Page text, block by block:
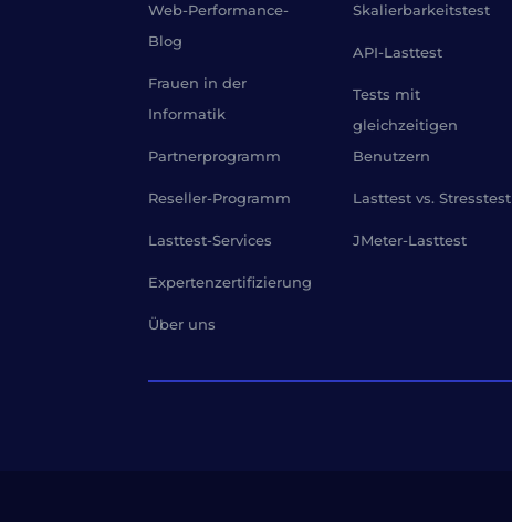
Web-Performance-
Blog
Frauen in der
Informatik
Partnerprogramm
Reseller-Programm
Lasttest-Services
Expertenzertifizierung
Über uns
Skalierbarkeitstest
API-Lasttest
Tests mit
gleichzeitigen
Benutzern
Lasttest vs. Stresstest
JMeter-Lasttest